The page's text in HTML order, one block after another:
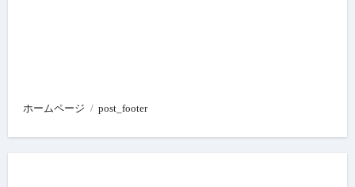
ホームページ post_footer